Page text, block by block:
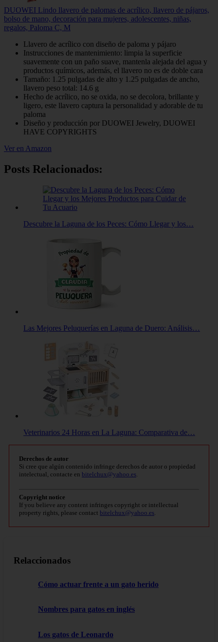
DUOWEI Lindo llavero de palomas de acrílico, llavero de pájaros,
bolso de mano, decoración para mujeres, adolescentes, niñas,
regalos, Paloma C, M
Llavero de acrílico con diseño de paloma y pájaro
Instrucciones de mantenimiento: limpia la superficie
suavemente con un paño suave, mantenla alejada del agua y
productos químicos, además, el llavero no es de doble cara
Tamaño: 1.25 pulgadas de alto y 1.25 pulgadas de ancho,
llavero peso total: 14.6 g
Hecho de acrílico, no se oxida, no se decolora, brillante y
ligero, este llavero captura la personalidad y adorable de tu
paloma
Diseño y producción por DUOWEI Jewelry, DUOWEI
HAVE COPYRIGHTS
Ver en Amazon
Posts Relacionados:
Descubre la Laguna de los Peces: Cómo Llegar y los…
Las Mejores Peluquerías en Laguna de Duero: Análisis…
Veterinarios 24 Horas en La Laguna: Comparativa de…
Derechos de autor
Si cree que algún contenido infringe derechos de autor o propiedad
intelectual, contacte en bitelchux@yahoo.es
Copyright notice
If you believe any content infringes copyright or intellectual
property rights, please contact bitelchux@yahoo.es
Relaccionados
Cómo actuar frente a un gato herido
Nombres para gatos en inglés
Los gatos de Leonardo